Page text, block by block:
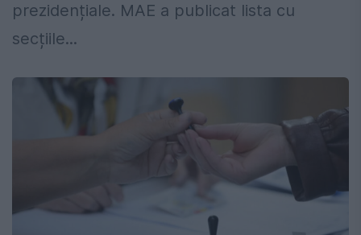
prezidențiale. MAE a publicat lista cu
secțiile...